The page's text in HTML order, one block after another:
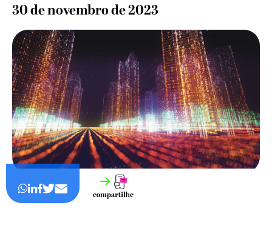
30 de novembro de 2023